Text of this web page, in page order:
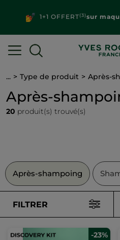
1+1 OFFERT(3)sur
... Type de produit Après-
Après-
20 produit(s) trouvé(s)
Après-shampoing
FILTRER
-23%